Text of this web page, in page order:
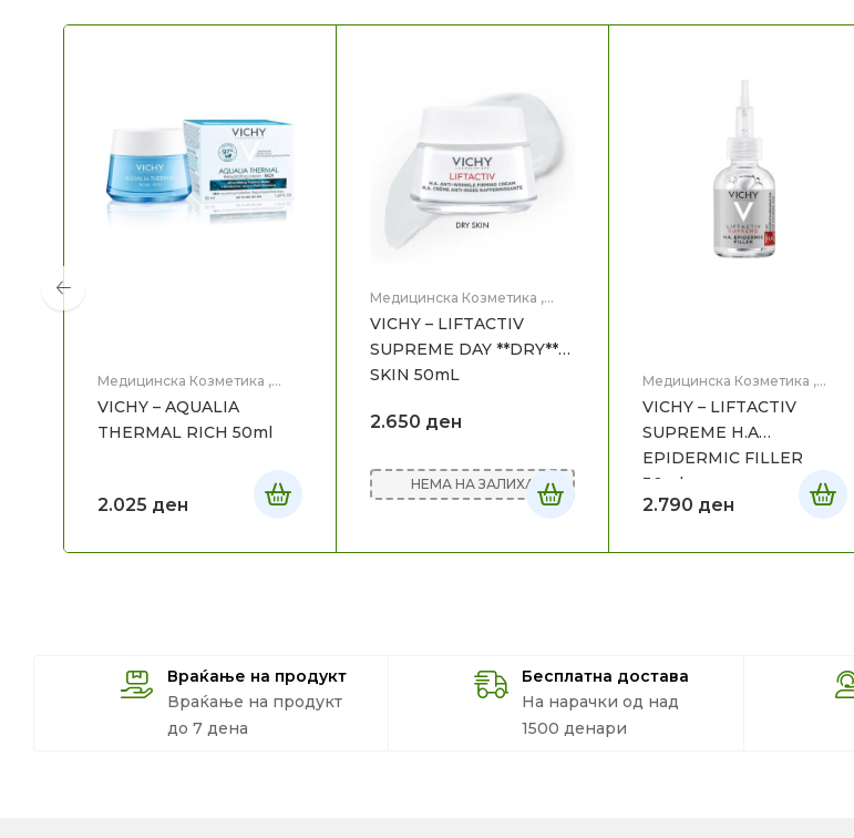
Медицинска Козметика ,
VICHY – AQUALIA
THERMAL RICH 50ml
2.025 ден
Медицинска Козметика ,
VICHY – LIFTACTIV
SUPREME DAY **DRY**
SKIN 50mL
2.650 ден
НЕМА НА ЗАЛИХА
Медицинска Козметика ,
VICHY – LIFTACTIV
SUPREME H.A
EPIDERMIC FILLER
30ml
2.790 ден
Враќање на продукт
Враќање на продукт
до 7 дена
Бесплатна достава
На нарачки од над
1500 денари